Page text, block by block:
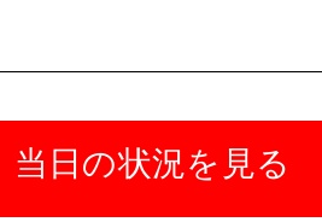
当日の状況を見る